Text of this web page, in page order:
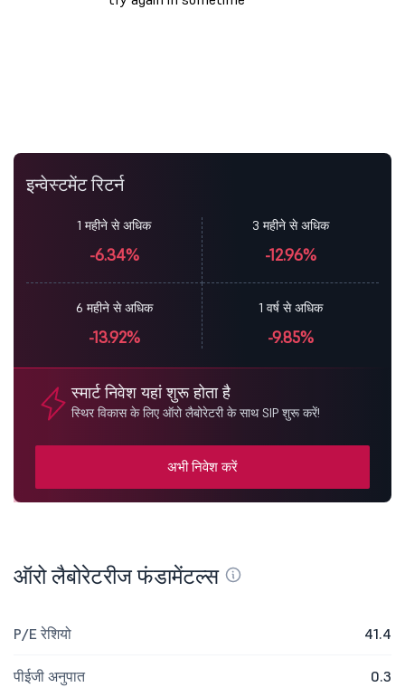
इन्वेस्टमेंट रिटर्न
1 महीने से अधिक
-6.34%
3 महीने से अधिक
-12.96%
6 महीने से अधिक
-13.92%
1 वर्ष से अधिक
-9.85%
स्मार्ट निवेश यहां शुरू होता है
स्थिर विकास के लिए ऑरो लैबोरेटरी के साथ SIP शुरू करें!
अभी निवेश करें
ऑरो लैबोरेटरीज फंडामेंटल्स
P/E रेशियो 41.4
पीईजी अनुपात 0.3